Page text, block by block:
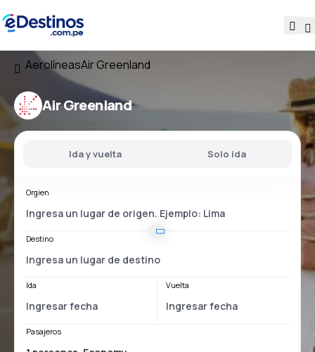
AerolíneasAir Greenland
Air Greenland
Ida y vuelta Solo ida
Orgien
Destino
Ida Vuelta
Pasajeros